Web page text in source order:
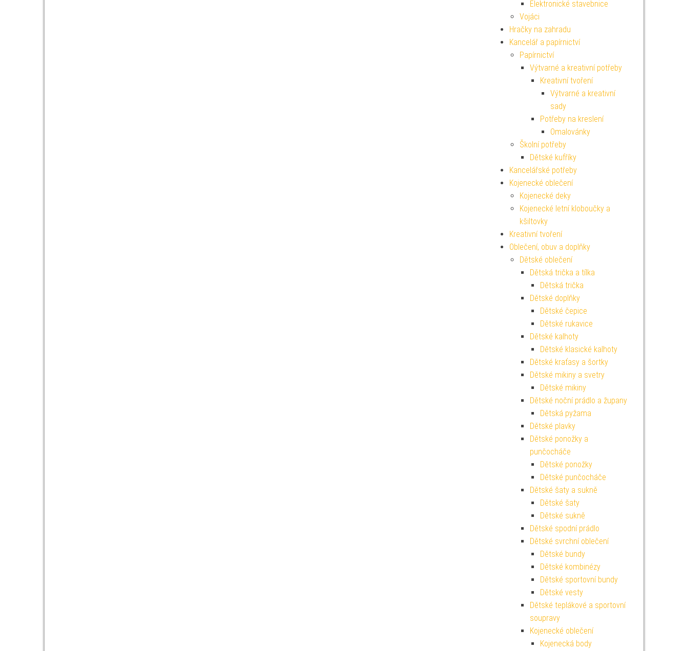
Elektronické stavebnice
Vojáci
Hračky na zahradu
Kancelář a papírnictví
Papírnictví
Výtvarné a kreativní potřeby
Kreativní tvoření
Výtvarné a kreativní
sady
Potřeby na kreslení
Omalovánky
Školní potřeby
Dětské kufříky
Kancelářské potřeby
Kojenecké oblečení
Kojenecké deky
Kojenecké letní kloboučky a
kšiltovky
Kreativní tvoření
Oblečení, obuv a doplňky
Dětské oblečení
Dětská trička a tílka
Dětská trička
Dětské doplňky
Dětské čepice
Dětské rukavice
Dětské kalhoty
Dětské klasické kalhoty
Dětské kraťasy a šortky
Dětské mikiny a svetry
Dětské mikiny
Dětské noční prádlo a župany
Dětská pyžama
Dětské plavky
Dětské ponožky a
punčocháče
Dětské ponožky
Dětské punčocháče
Dětské šaty a sukně
Dětské šaty
Dětské sukně
Dětské spodní prádlo
Dětské svrchní oblečení
Dětské bundy
Dětské kombinézy
Dětské sportovní bundy
Dětské vesty
Dětské teplákové a sportovní
soupravy
Kojenecké oblečení
Kojenecká body